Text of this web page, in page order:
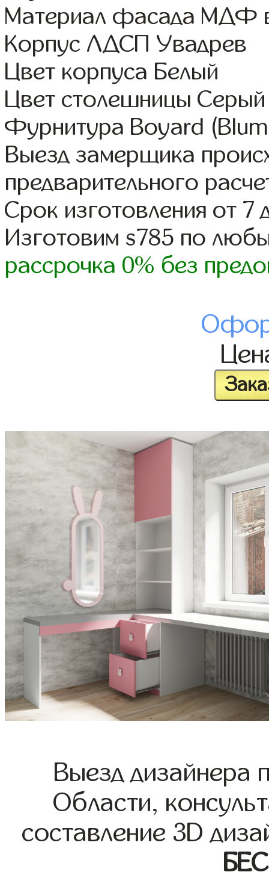
Материал фасада МДФ
Корпус ЛДСП Увадрев
Цвет корпуса Белый
Цвет столешницы Серый
Фурнитура Boyard
Выезд замерщика
предварительного
Срок изготовления от 7
Изготовим s785 по
рассрочка 0% без
Выезд дизайнера
Области,
составление 3D